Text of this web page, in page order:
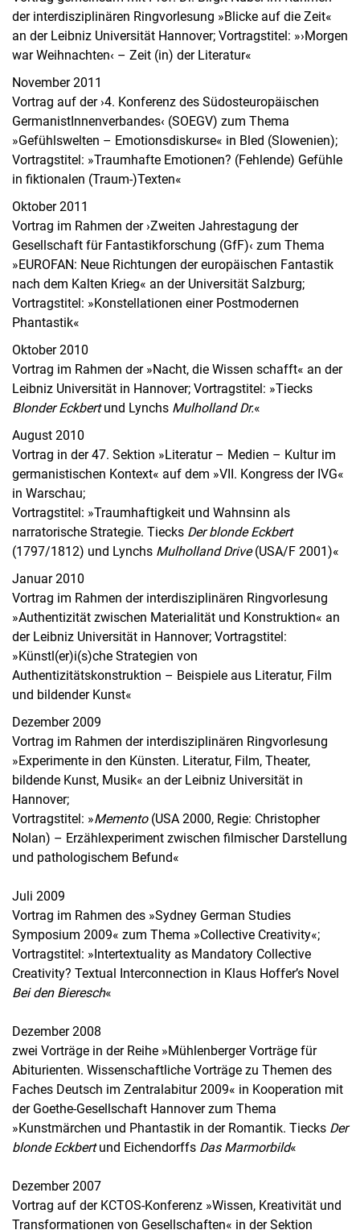
der interdisziplinären Ringvorlesung »Blicke auf die Zeit«
an der Leibniz Universität Hannover; Vortragstitel: »›Morgen
war Weihnachten‹ – Zeit (in) der Literatur«
November 2011
Vortrag auf der ›4. Konferenz des Südosteuropäischen
GermanistInnenverbandes‹ (SOEGV) zum Thema
»Gefühlswelten – Emotionsdiskurse« in Bled (Slowenien);
Vortragstitel: »Traumhafte Emotionen? (Fehlende) Gefühle
in fiktionalen (Traum-)Texten«
Oktober 2011
Vortrag im Rahmen der ›Zweiten Jahrestagung der
Gesellschaft für Fantastikforschung (GfF)‹ zum Thema
»EUROFAN: Neue Richtungen der europäischen Fantastik
nach dem Kalten Krieg« an der Universität Salzburg;
Vortragstitel: »Konstellationen einer Postmodernen
Phantastik«
Oktober 2010
Vortrag im Rahmen der »Nacht, die Wissen schafft« an der
Leibniz Universität in Hannover; Vortragstitel: »Tiecks
Blonder Eckbertund Lynchs Mulholland Dr.«
August 2010
Vortrag in der 47. Sektion »Literatur – Medien – Kultur im
germanistischen Kontext« auf dem »VII. Kongress der IVG«
in Warschau;
Vortragstitel: »Traumhaftigkeit und Wahnsinn als
narratorische Strategie. Tiecks Der blonde Eckbert
(1797/1812) und Lynchs Mulholland Drive(USA/F 2001)«
Januar 2010
Vortrag im Rahmen der interdisziplinären Ringvorlesung
»Authentizität zwischen Materialität und Konstruktion« an
der Leibniz Universität in Hannover; Vortragstitel:
»Künstl(er)i(s)che Strategien von
Authentizitätskonstruktion – Beispiele aus Literatur, Film
und bildender Kunst«
Dezember 2009
Vortrag im Rahmen der interdisziplinären Ringvorlesung
»Experimente in den Künsten. Literatur, Film, Theater,
bildende Kunst, Musik« an der Leibniz Universität in
Hannover;
Vortragstitel: »Memento(USA 2000, Regie: Christopher
Nolan) – Erzählexperiment zwischen filmischer Darstellung
und pathologischem Befund«
Juli 2009
Vortrag im Rahmen des »Sydney German Studies
Symposium 2009« zum Thema »Collective Creativity«;
Vortragstitel: »Intertextuality as Mandatory Collective
Creativity? Textual Interconnection in Klaus Hoffer’s Novel
Bei den Bieresch«
Dezember 2008
zwei Vorträge in der Reihe »Mühlenberger Vorträge für
Abiturienten. Wissenschaftliche Vorträge zu Themen des
Faches Deutsch im Zentralabitur 2009« in Kooperation mit
der Goethe-Gesellschaft Hannover zum Thema
»Kunstmärchen und Phantastik in der Romantik. Tiecks Der
blonde Eckbertund Eichendorffs Das Marmorbild«
Dezember 2007
Vortrag auf der KCTOS-Konferenz »Wissen, Kreativität und
Transformationen von Gesellschaften« in der Sektion